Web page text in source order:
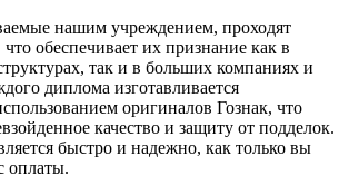
нашим учреждением, проходят
обеспечивает их признание как в
так и в больших компаниях и
диплома изготавливается
оригиналов Гознак, что
качество и защиту от подделок.
быстро и надежно, как только вы
оплаты.